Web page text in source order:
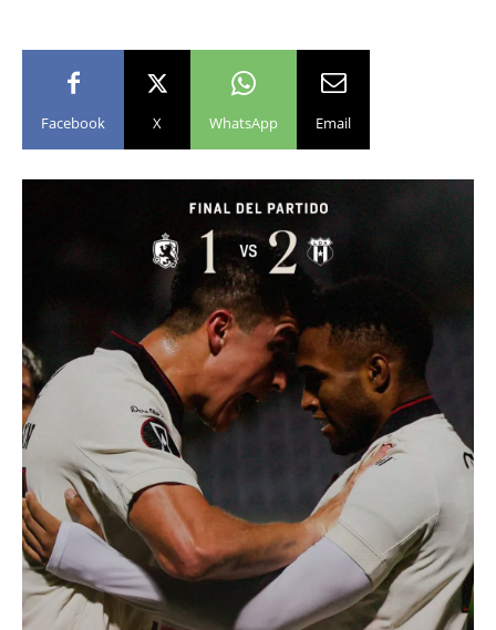
Facebook X WhatsApp Email